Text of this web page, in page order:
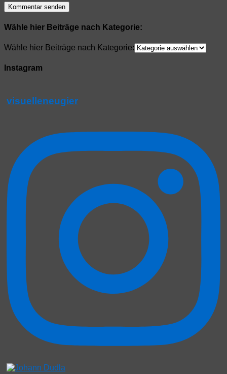
Wähle hier Beiträge nach Kategorie:
Wähle hier Beiträge nach Kategorie:
Instagram
visuelleneugier